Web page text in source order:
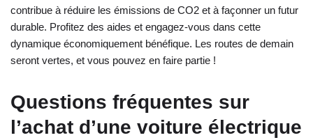
contribue à réduire les émissions de CO2 et à façonner un futur
durable. Profitez des aides et engagez-vous dans cette
dynamique économiquement bénéfique. Les routes de demain
seront vertes, et vous pouvez en faire partie !
Questions fréquentes sur
l’achat d’une voiture électrique